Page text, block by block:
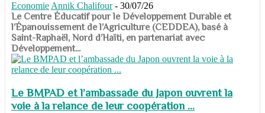
Economie Annik Chalifour - 30/07/26
​​​​​​​Le Centre Éducatif pour le Développement Durable et
l’Épanouissement de l’Agriculture (CEDDEA), basé à
Saint-Raphaël, Nord d’Haïti, en partenariat avec
Développement...
Le BMPAD et l’ambassade du Japon ouvrent la
voie à la relance de leur coopération ...